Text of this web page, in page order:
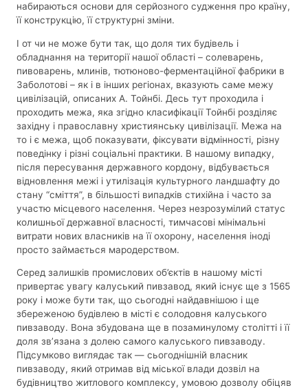
набираються основи для серйозного судження про країну,
її конструкцію, її структурні зміни.
І от чи не може бути так, що доля тих будівель і
обладнання на території нашої області – солеварень,
пивоварень, млинів, тютюново-ферментаційної фабрики в
Заболотові – як і в інших регіонах, вказують саме межу
цивілізацій, описаних А. Тойнбі. Десь тут проходила і
проходить межа, яка згідно класифікації Тойнбі розділяє
західну і православну християнську цивілізації. Межа на
то і є межа, щоб показувати, фіксувати відмінності, різну
поведінку і різні соціальні практики. В нашому випадку,
після пересування державного кордону, відбувається
відновлення межі і утилізація культурного ландшафту до
стану “сміття”, в більшості випадків стихійна і часто за
участю місцевого населення. Через незрозумілий статус
колишньої державної власності, тимчасові мінімальні
витрати нових власників на її охорону, населення іноді
просто займається мародерством.
Серед залишків промислових об’єктів в нашому місті
привертає увагу калуський пивзавод, який існує ще з 1565
року і може бути так, що сьогодні найдавнішою і ще
збереженою будівлею в місті є солодовня калуського
пивзаводу. Вона збудована ще в позаминулому столітті і її
доля зв’язана з долею самого калуського пивзаводу.
Підсумково виглядає так — сьогоднішній власник
пивзаводу, який отримав від міської влади дозвіл на
будівництво житлового комплексу, умовою дозволу обіцяв